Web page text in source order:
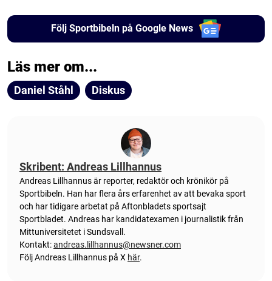
Följ Sportbibeln på Google News
Läs mer om...
Daniel Ståhl Diskus
Skribent: Andreas Lillhannus
Andreas Lillhannus är reporter, redaktör och krönikör på
Sportbibeln. Han har flera års erfarenhet av att bevaka sport
och har tidigare arbetat på Aftonbladets sportsajt
Sportbladet. Andreas har kandidatexamen i journalistik från
Mittuniversitetet i Sundsvall.
Kontakt:andreas.lillhannus@newsner.com
Följ Andreas Lillhannus på X här.